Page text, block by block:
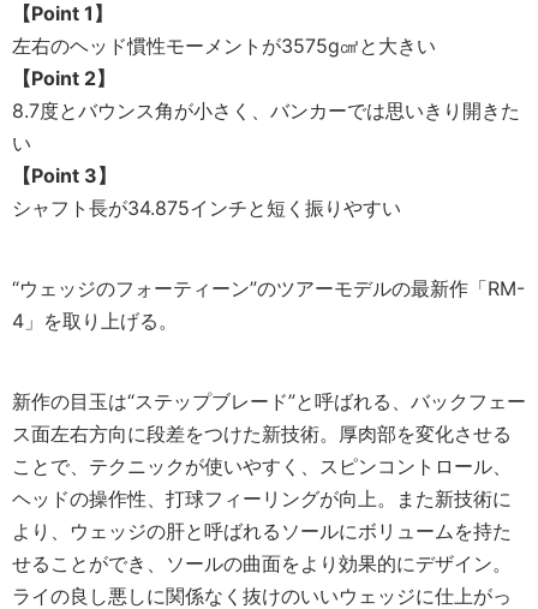
【Point 1】
左右のヘッド慣性モーメントが3575g㎠と大きい
【Point 2】
8.7度とバウンス角が小さく、バンカーでは思いきり開きた
い
【Point 3】
シャフト長が34.875インチと短く振りやすい
“ウェッジのフォーティーン”のツアーモデルの最新作「RM-
4」を取り上げる。
新作の目玉は“ステップブレード”と呼ばれる、バックフェー
ス面左右方向に段差をつけた新技術。厚肉部を変化させる
ことで、テクニックが使いやすく、スピンコントロール、
ヘッドの操作性、打球フィーリングが向上。また新技術に
より、ウェッジの肝と呼ばれるソールにボリュームを持た
せることができ、ソールの曲面をより効果的にデザイン。
ライの良し悪しに関係なく抜けのいいウェッジに仕上がっ